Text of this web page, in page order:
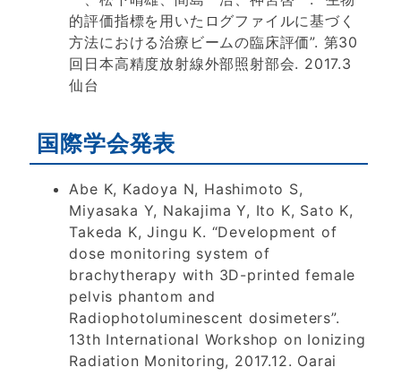
的評価指標を用いたログファイルに基づく
方法における治療ビームの臨床評価”. 第30
回日本高精度放射線外部照射部会. 2017.3
仙台
国際学会発表
Abe K, Kadoya N, Hashimoto S,
Miyasaka Y, Nakajima Y, Ito K, Sato K,
Takeda K, Jingu K. “Development of
dose monitoring system of
brachytherapy with 3D-printed female
pelvis phantom and
Radiophotoluminescent dosimeters”.
13th International Workshop on Ionizing
Radiation Monitoring, 2017.12. Oarai